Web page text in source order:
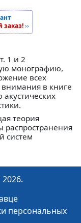
заказ!››
1 и 2
монографию,
всех
в книге
теория
распространения
систем
персональных